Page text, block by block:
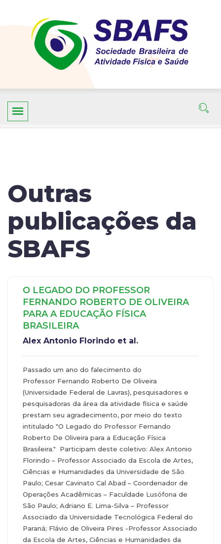
Outras
publicações da
SBAFS
O LEGADO DO PROFESSOR
FERNANDO ROBERTO DE OLIVEIRA
PARA A EDUCAÇÃO FÍSICA
BRASILEIRA
Alex Antonio Florindo et al.
Passado um ano do falecimento do
Professor Fernando Roberto De Oliveira
(Universidade Federal de Lavras), pesquisadores e
pesquisadoras da área da atividade física e saúde
prestam seu agradecimento, por meio do texto
intitulado "O Legado do Professor Fernando
Roberto De Oliveira para a Educação Física
Brasileira." Participam deste coletivo: Alex Antonio
Florindo – Professor Associado da Escola de Artes,
Ciências e Humanidades da Universidade de São
Paulo; Cesar Cavinato Cal Abad – Coordenador de
Operações Acadêmicas – Faculdade Lusófona de
São Paulo; Adriano E. Lima-Silva – Professor
Associado da Universidade Tecnológica Federal do
Paraná; Flávio de Oliveira Pires -Professor Associado
da Escola de Artes, Ciências e Humanidades da